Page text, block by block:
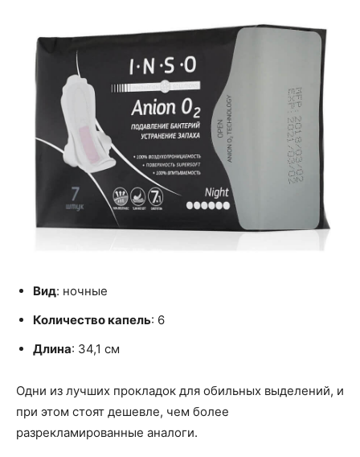
Вид: ночные
Количество капель: 6
Длина: 34,1 см
Одни из лучших прокладок для обильных выделений, и
при этом стоят дешевле, чем более
разрекламированные аналоги.